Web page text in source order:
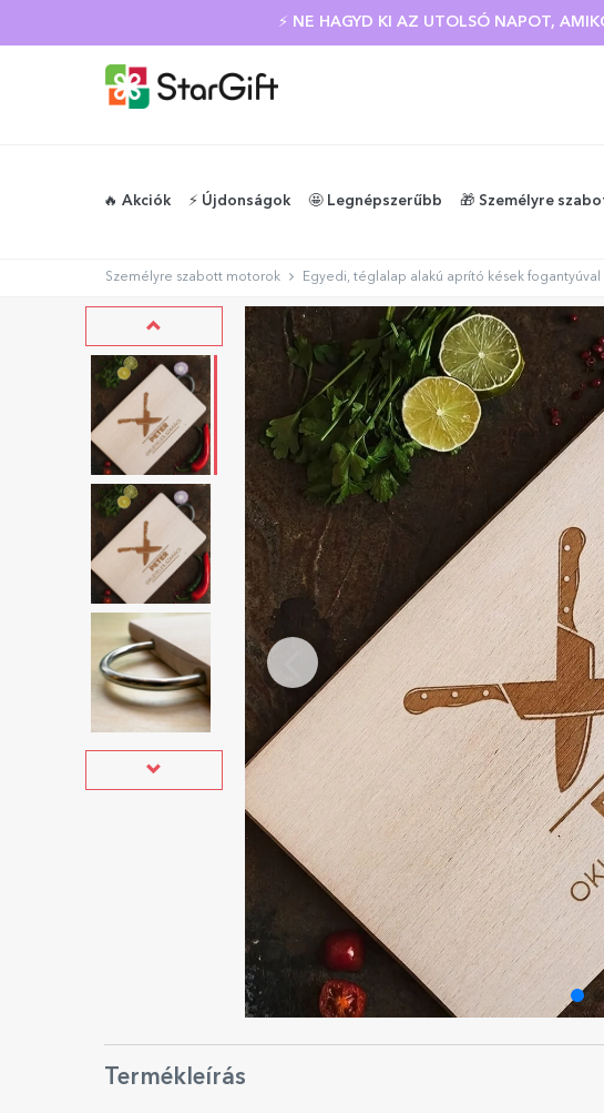
⚡ NE HAGYD KI AZ UTOLSÓ NAPOT,
🔥 Akciók ⚡️ Újdonságok 🤩 Legnépszerűbb 🎁 Személyre
Személyre szabott motorok Egyedi, téglalap alakú aprító kések fogantyúval
Termékleírás